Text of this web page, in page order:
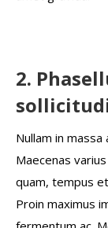
2.
Nullam in
Maecenas
quam, tempus
Proin maximus